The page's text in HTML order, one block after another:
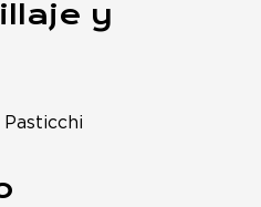
y
Pasticchi